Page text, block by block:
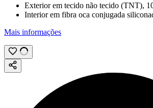
Exterior em tecido não tecido (TNT),
Interior em fibra oca conjugada
Mais informações